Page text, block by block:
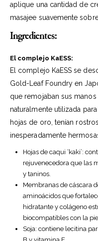
aplique una cantidad de
masajee suavemente
Ingredientes:
El complejo KaESS:
El complejo KaESS se
Gold-Leaf Foundry en
que remojaban sus
naturalmente utilizada
hojas de oro, tenían
inesperadamente
Hojas de caqui ‘kaki’:
rejuvenecedora que las
y taninos.
Membranas de cáscara
aminoácidos que
hidratante y colágeno
biocompatibles con la
Soja: contiene lecitina